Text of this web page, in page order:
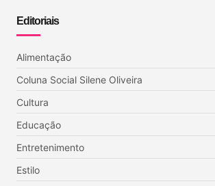
Editoriais
Alimentação
Coluna Social Silene Oliveira
Cultura
Educação
Entretenimento
Estilo